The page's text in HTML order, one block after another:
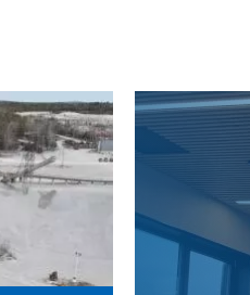
Obrázok